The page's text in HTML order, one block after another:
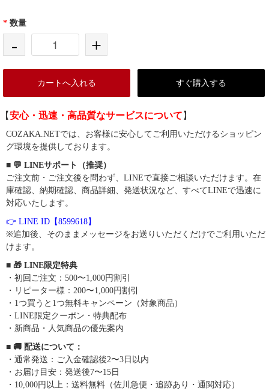
* 数量
- +
カートへ入れる すぐ購入する
【安心・迅速・高品質なサービスについて 】
COZAKA.NETでは、お客様に安心してご利用いただけるショッピン
グ環境を提供しております。
■ 💬 LINEサポート（推奨）
ご注文前・ご注文後を問わず、LINEで直接ご相談いただけます。在
庫確認、納期確認、商品詳細、発送状況など、すべてLINEで迅速に
対応いたします。
👉 LINE ID【8599618】
※追加後、そのままメッセージをお送りいただくだけでご利用いただ
けます。
■ 🎁 LINE限定特典
・初回ご注文：500〜1,000円割引
・リピーター様：200〜1,000円割引
・1つ買うと1つ無料キャンペーン（対象商品）
・LINE限定クーポン・特典配布
・新商品・人気商品の優先案内
■ 🚚 配送について：
・通常発送：ご入金確認後2〜3日以内
・お届け目安：発送後7〜15日
・10,000円以上：送料無料（佐川急便・追跡あり・通関対応）